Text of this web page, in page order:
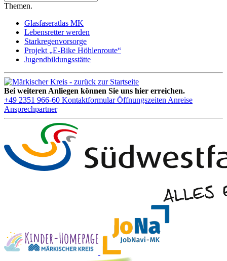
Themen.
Glasfaseratlas MK
Lebensretter werden
Starkregenvorsorge
Projekt „E-Bike Höhlenroute“
Jugendbildungsstätte
Bei weiteren Anliegen können Sie uns hier erreichen.
+49 2351 966-60 Kontaktformular Öffnungszeiten Anreise
Ansprechpartner